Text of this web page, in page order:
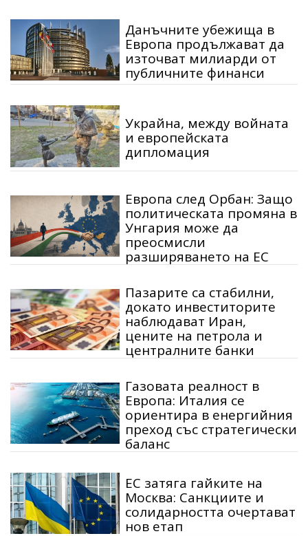
Данъчните убежища в
Европа продължават да
източват милиарди от
публичните финанси
Украйна, между войната
и европейската
дипломация
Европа след Орбан: Защо
политическата промяна в
Унгария може да
преосмисли
разширяването на ЕС
Пазарите са стабилни,
докато инвеститорите
наблюдават Иран,
цените на петрола и
централните банки
Газовата реалност в
Европа: Италия се
ориентира в енергийния
преход със стратегически
баланс
ЕС затяга гайките на
Москва: Санкциите и
солидарността очертават
нов етап